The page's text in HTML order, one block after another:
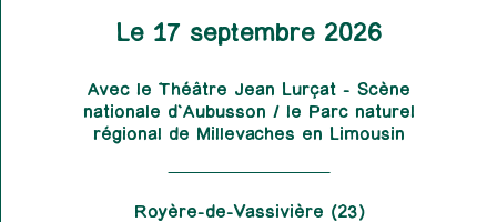
Le 17 septembre 2026
Avec le Théâtre Jean Lurçat - Scène
nationale d'Aubusson / le Parc naturel
régional de Millevaches en Limousin
Royère-de-Vassivière (23)